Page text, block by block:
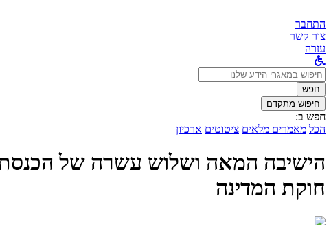
התחבר
צור קשר
עזרה
לחפש
ב:חפש
חיפוש מתקדם
חפש ב:
הכל מאמרים מלאים ציטוטים ארכיון
הישיבה המאה ושלוש עשרה של הכנסת
חוקת המדינה